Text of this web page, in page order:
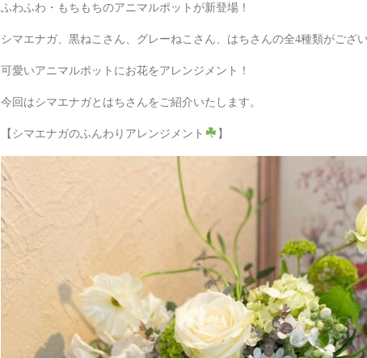
ふわふわ・もちもちのアニマルポットが新登場！
シマエナガ、黒ねこさん、グレーねこさん、はちさんの全4種類がござ
可愛いアニマルポットにお花をアレンジメント！
今回はシマエナガとはちさんをご紹介いたします。
【シマエナガのふんわりアレンジメント 】